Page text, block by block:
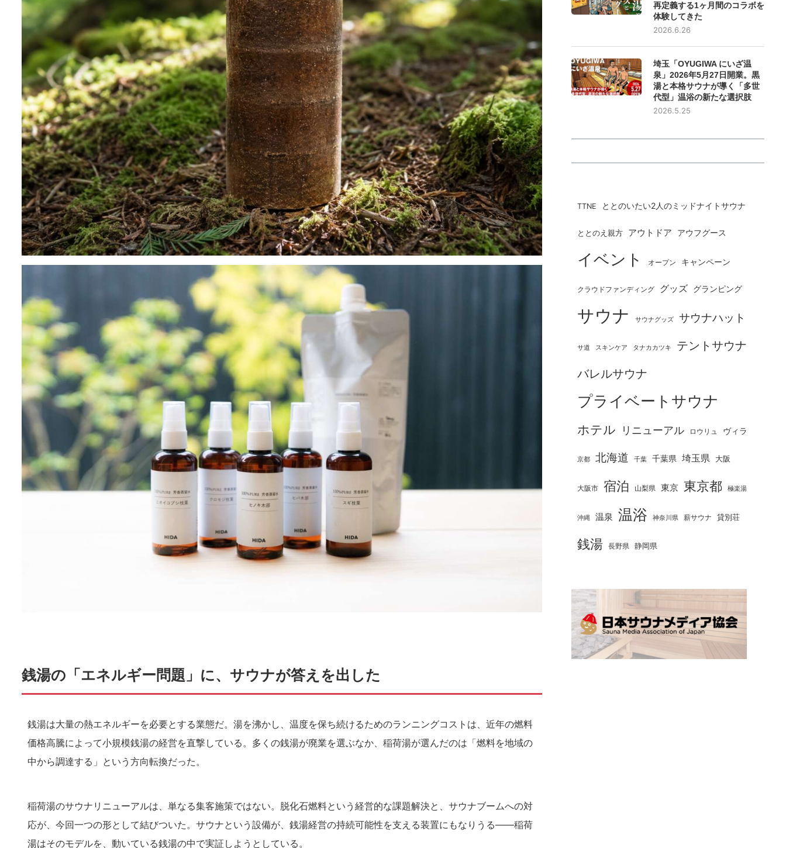
銭湯の「エネルギー問題」に、サウナが答えを出した
銭湯は大量の熱エネルギーを必要とする業態だ。湯を沸かし、温度を保ち続けるためのランニングコストは、近年の燃料
価格高騰によって小規模銭湯の経営を直撃している。多くの銭湯が廃業を選ぶなか、稲荷湯が選んだのは「燃料を地域の
中から調達する」という方向転換だった。
稲荷湯のサウナリニューアルは、単なる集客施策ではない。脱化石燃料という経営的な課題解決と、サウナブームへの対
応が、今回一つの形として結びついた。サウナという設備が、銭湯経営の持続可能性を支える装置にもなりうる——稲荷
湯はそのモデルを、動いている銭湯の中で実証しようとしている。
再定義する1ヶ月間のコラボを
体験してきた
2026.6.26
埼玉「OYUGIWA にいざ温
泉」2026年5月27日開業。黒
湯と本格サウナが導く「多世
代型」温浴の新たな選択肢
2026.5.25
TTNE ととのいたい2人のミッドナイトサウナ
ととのえ親方 アウトドア アウフグース
イベント オープン キャンペーン
クラウドファンディング グッズ グランピング
サウナ サウナグッズ サウナハット
サ道 スキンケア タナカカツキ
テントサウナ
バレルサウナ
プライベートサウナ
ホテル リニューアル ロウリュ ヴィラ
京都 北海道 千葉 千葉県 埼玉県 大阪
大阪市 宿泊 山梨県 東京 東京都 極楽湯
沖縄 温泉 温浴 神奈川県 薪サウナ 貸別荘
銭湯 長野県 静岡県